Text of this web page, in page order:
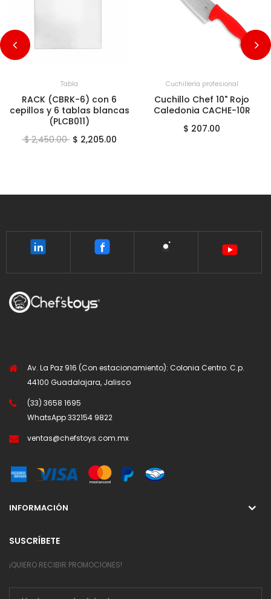
SUJETO A DISPONIBILIDAD
Tabla
RACK (CBRK-6) con 6
cepillos y 6 tablas blancas
(PLCB011)
$ 2,450.00 $ 2,205.00
AGREGAR AL CARRITO
Cuchillería profesional
Cuchillo Chef 10" Rojo
Caledonia CACHE-10R
$ 207.00
Av. La Paz 916 (Con estacionamiento): Colonia Centro. C.p.
44100 Guadalajara, Jalisco
(33) 3658 1695
WhatsApp332154 9822
ventas@chefstoys.com.mx
INFORMACIÓN
SUSCRÍBETE
¡QUIERO RECIBIR PROMOCIONES!